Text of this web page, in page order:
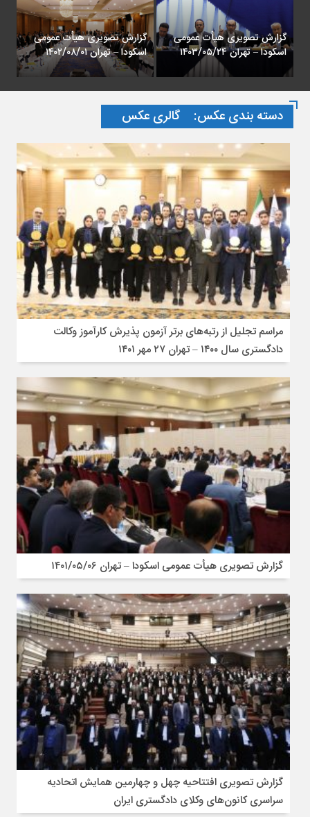
گزارش تصویری مراسم
هفتادمین سالروز استقلال کانون
وکلای دادگستری – کرمان ۷
اسفند ۱۴۰۱
گزارش تصویری هیأت عمومی
اتحادیه کانون های وکلای
دادگستری ایران – ۲ و ۳ آذر ماه
۱۴۰۱ – مازندران
دسته بندی عکس: گالری عکس
مراسم تجلیل از رتبه‌های برتر آزمون پذیرش کارآموز وکالت
دادگستری سال ۱۴۰۰ – تهران ۲۷ مهر ۱۴۰۱
گزارش تصویری هیأت عمومی اسکودا – تهران ۱۴۰۱/۰۵/۰۶
گزارش تصویری افتتاحیه چهل و چهارمین همایش اتحادیه
سراسری کانون‌های وکلای دادگستری ایران